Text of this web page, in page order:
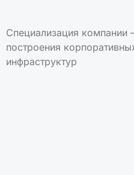
Специализация
построения
инфраструктур